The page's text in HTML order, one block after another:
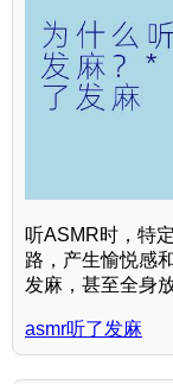
听ASMR时，特
路，产生愉悦感
发麻，甚至全身
asmr听了发麻